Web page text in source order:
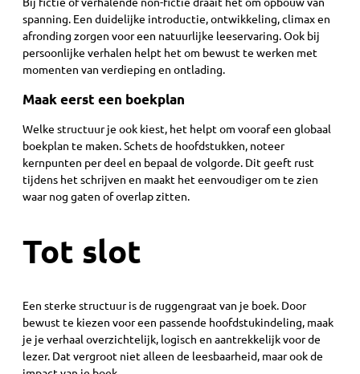
spanning. Een duidelijke introductie, ontwikkeling, climax en
afronding zorgen voor een natuurlijke leeservaring. Ook bij
persoonlijke verhalen helpt het om bewust te werken met
momenten van verdieping en ontlading.
Maak eerst een boekplan
Welke structuur je ook kiest, het helpt om vooraf een globaal
boekplan te maken. Schets de hoofdstukken, noteer
kernpunten per deel en bepaal de volgorde. Dit geeft rust
tijdens het schrijven en maakt het eenvoudiger om te zien
waar nog gaten of overlap zitten.
Tot slot
Een sterke structuur is de ruggengraat van je boek. Door
bewust te kiezen voor een passende hoofdstukindeling, maak
je je verhaal overzichtelijk, logisch en aantrekkelijk voor de
lezer. Dat vergroot niet alleen de leesbaarheid, maar ook de